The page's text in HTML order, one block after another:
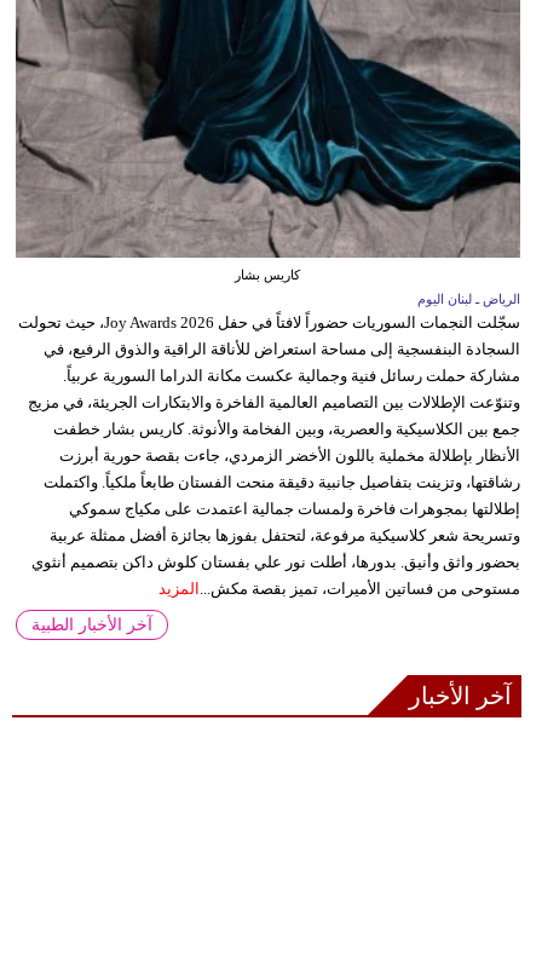
كاريس بشار
الرياض ـ لبنان اليوم
سجّلت النجمات السوريات حضوراً لافتاً في حفل Joy Awards 2026، حيث تحولت
السجادة البنفسجية إلى مساحة استعراض للأناقة الراقية والذوق الرفيع، في
مشاركة حملت رسائل فنية وجمالية عكست مكانة الدراما السورية عربياً.
وتنوّعت الإطلالات بين التصاميم العالمية الفاخرة والابتكارات الجريئة، في مزيج
جمع بين الكلاسيكية والعصرية، وبين الفخامة والأنوثة. كاريس بشار خطفت
الأنظار بإطلالة مخملية باللون الأخضر الزمردي، جاءت بقصة حورية أبرزت
رشاقتها، وتزينت بتفاصيل جانبية دقيقة منحت الفستان طابعاً ملكياً. واكتملت
إطلالتها بمجوهرات فاخرة ولمسات جمالية اعتمدت على مكياج سموكي
وتسريحة شعر كلاسيكية مرفوعة، لتحتفل بفوزها بجائزة أفضل ممثلة عربية
بحضور واثق وأنيق. بدورها، أطلت نور علي بفستان كلوش داكن بتصميم أنثوي
مستوحى من فساتين الأميرات، تميز بقصة مكش...
المزيد
آخر الأخبار الطبية
آخر الأخبار